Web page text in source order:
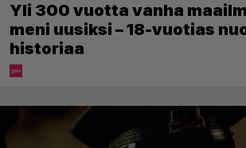
Yli 300 vuotta vanha
meni uusiksi – 18-vuotias
historiaa